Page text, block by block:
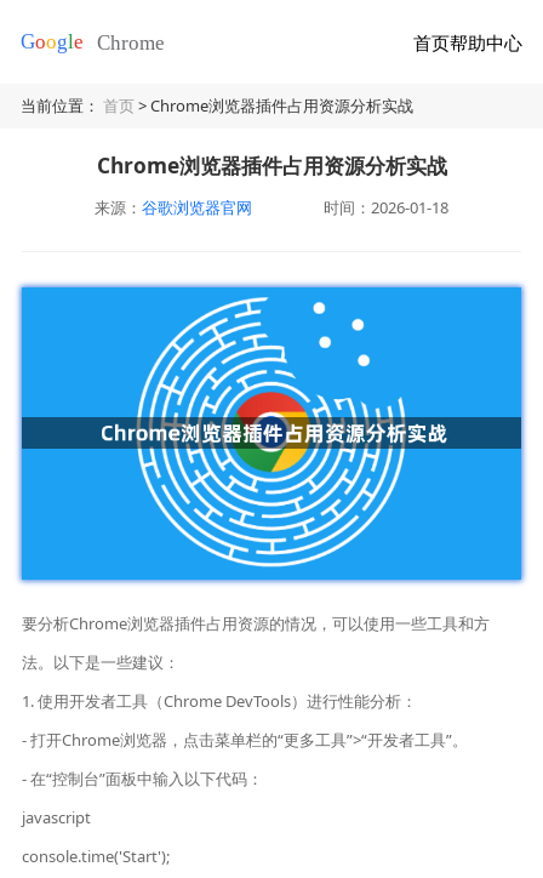
首页帮助中心
当前位置：首页> Chrome浏览器插件占用资源分析实战
Chrome浏览器插件占用资源分析实战
来源： 谷歌浏览器官网 时间：2026-01-18
要分析Chrome浏览器插件占用资源的情况，可以使用一些工具和方
法。以下是一些建议：
1. 使用开发者工具（Chrome DevTools）进行性能分析：
- 打开Chrome浏览器，点击菜单栏的“更多工具”>“开发者工具”。
- 在“控制台”面板中输入以下代码：
javascript
console.time('Start');